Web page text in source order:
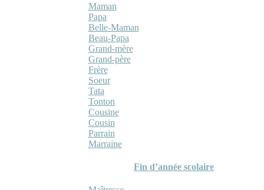
Maman
Papa
Belle-Maman
Beau-Papa
Grand-mère
Grand-père
Frère
Soeur
Tata
Tonton
Cousine
Cousin
Parrain
Marraine
Fin d’année scolaire